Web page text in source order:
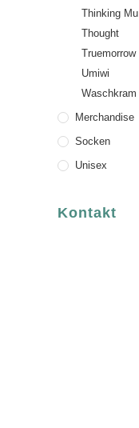
Thinking Mu
Thought
Truemorrow
Umiwi
Waschkram
Merchandise
Socken
Unisex
Kontakt